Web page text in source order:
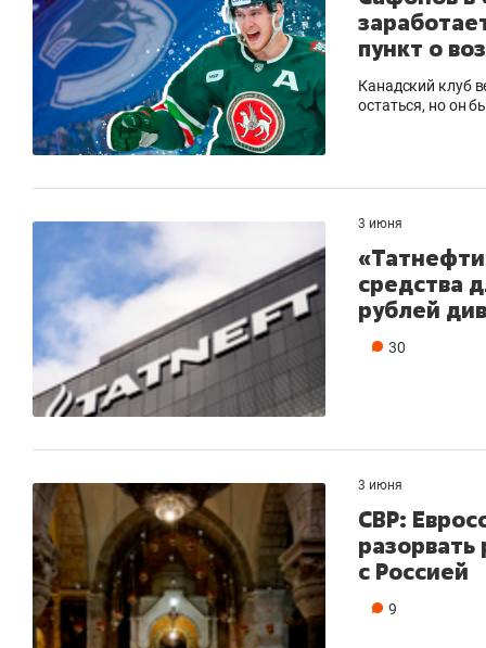
пункт о
Канадский клуб
остаться, но он
3 июня
средства
рублей
30
3 июня
СВР:
с Россией
9